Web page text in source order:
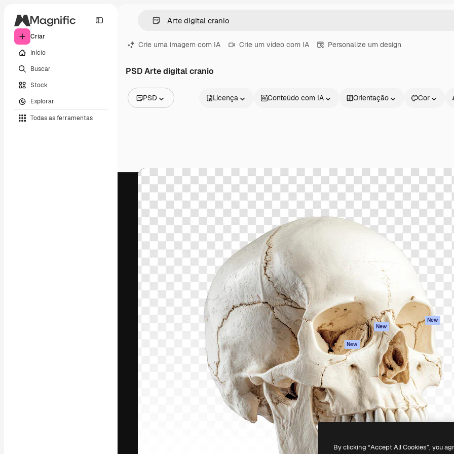
Criar
Início
Buscar
Stock
Explorar
Todas as ferramentas
Crie uma imagem com IA Crie um vídeo com IA Personalize um design
PSD Arte digital cranio
PSD
Vídeos
Ícones
Modelos 3D
Fontes
Licença Conteúdo com IA Orientação Cor
A plataforma criativa para você direcionar
seu melhor trabalho. Mais de 1 milhão de
assinantes entre criativos, empresas,
agências e estúdios.
Português
Produtos
Gerador de
imagens
Gerador de vídeos
Texto para voz
Conteúdo de stock
MCP para
Claude/ChatGPT
New
Agentes New
API
App móvel
Todas as
ferramentas
Começar
Documentação
Atendimento
Termos e
condições
Política de
privacidade
Originais New
Política de cookies
Central de
confiabilidade
Afiliados
Empresas
Freepik Company S.L.U.Todos os direitos reservados.
By clicking “Accept All Cookies”, you